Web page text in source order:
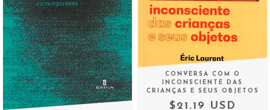
CONVERSA COM O
INCONSCIENTE DAS
CRIANÇAS E SEUS OBJETOS
$21.19 USD